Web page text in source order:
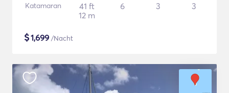
Katamaran
41 ft
12 m
6 3 3
$1,699 /Nacht